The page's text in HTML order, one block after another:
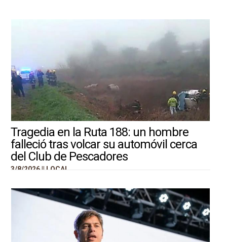
Tragedia en la Ruta 188: un hombre
falleció tras volcar su automóvil cerca
del Club de Pescadores
3/8/2026 || LOCAL